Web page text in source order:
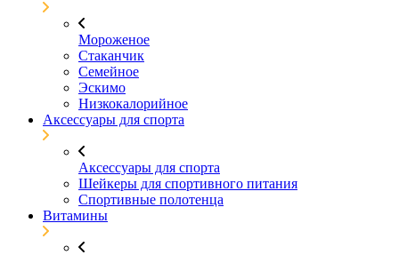
Мороженое
Стаканчик
Семейное
Эскимо
Низкокалорийное
Аксессуары для спорта
Аксессуары для спорта
Шейкеры для спортивного питания
Спортивные полотенца
Витамины